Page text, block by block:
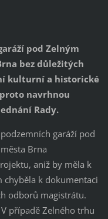
pod Zelným
bez důležitých
kulturní a historické
navrhnou
Rady.
garáží pod
Brna
aniž by měla k
chyběla k dokumentaci
odborů magistrátu.
případě Zelného trhu